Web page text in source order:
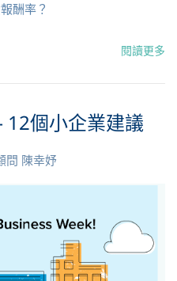
酬率？
閱讀更多
12個小企業建議
問 陳幸妤